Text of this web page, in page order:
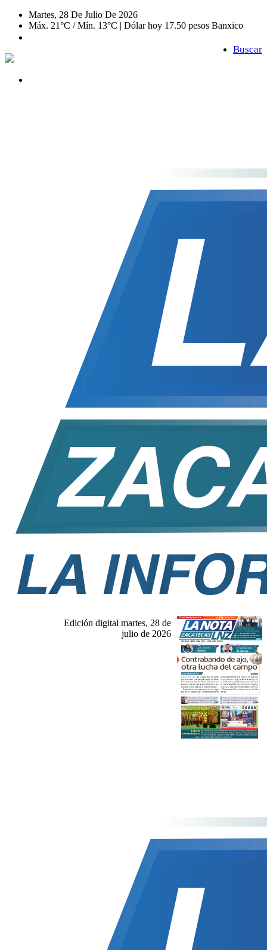
Martes, 28 De Julio De 2026
Máx. 21°C / Mín. 13°C | Dólar hoy 17.50 pesos Banxico
Buscar
Edición digital martes, 28 de
julio de 2026